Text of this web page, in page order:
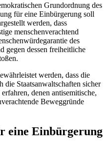
Grundordnung des
für eine Einbürgerung soll
werden, dass
menschenverachtend
des
gegen dessen freiheitliche
werden, dass die
die Staatsanwaltschaften sicher
denen antisemitische,
Beweggründe
eine Einbürgerung